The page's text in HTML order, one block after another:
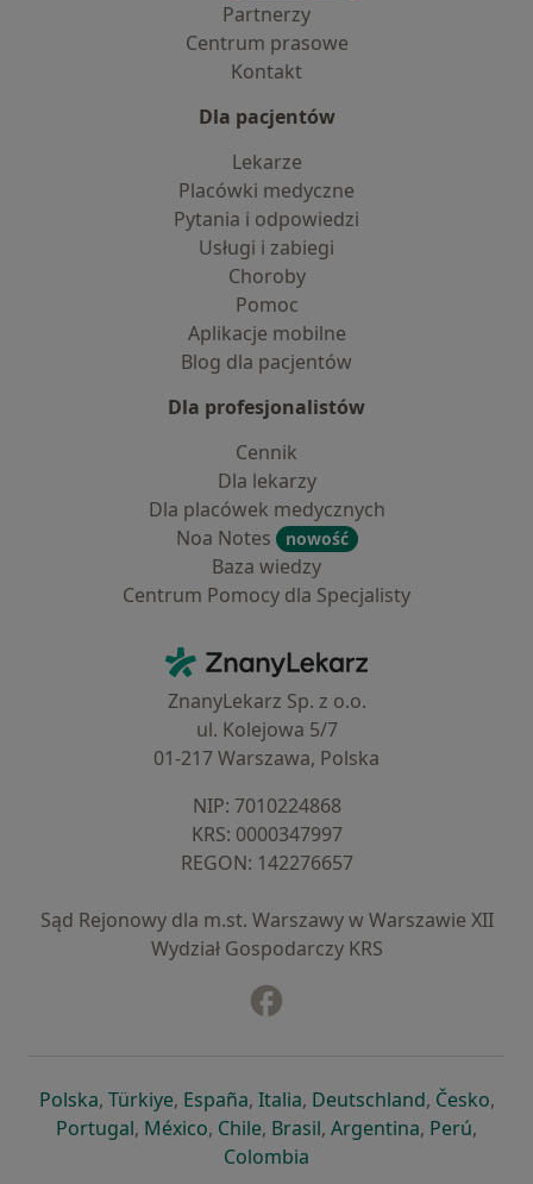
Partnerzy
Centrum prasowe
Kontakt
Dla pacjentów
Lekarze
Placówki medyczne
Pytania i odpowiedzi
Usługi i zabiegi
Choroby
Pomoc
Aplikacje mobilne
Blog dla pacjentów
Dla profesjonalistów
Cennik
Dla lekarzy
Dla placówek medycznych
Noa Notes
nowość
Baza wiedzy
Centrum Pomocy dla Specjalisty
ZnanyLekarz - Strona główna
ZnanyLekarz Sp. z o.o.
ul. Kolejowa 5/7
01-217 Warszawa, Polska
NIP: ⁠7010224868
KRS: ⁠0000347997
REGON: ⁠142276657
Sąd Rejonowy dla m.st. Warszawy w Warszawie XII
Wydział Gospodarczy KRS
Polskaotwiera się w nowej karcie
, Türkiyeotwiera się w nowej karcie
, Españaotwiera się w nowej karcie
, Italiaotwiera się w nowej
, Deutschlandotwiera się
, Česko,
Portugalotwiera się w nowej karcie
, Méxicootwiera się w nowej karcie
, Chileotwiera się w nowej karcie
, Brasilotwiera się w nowej
, Argentinaotwiera się
, Perú,
Colombia